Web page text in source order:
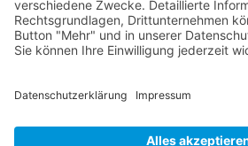
Umsetzung und Realisierung durch
Internet- und EDV-Dienstleistungen
Rechte